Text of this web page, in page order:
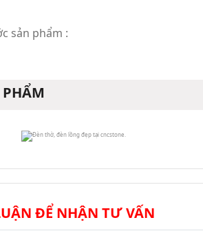
sản phẩm :
ĐỂ NHẬN TƯ VẤN